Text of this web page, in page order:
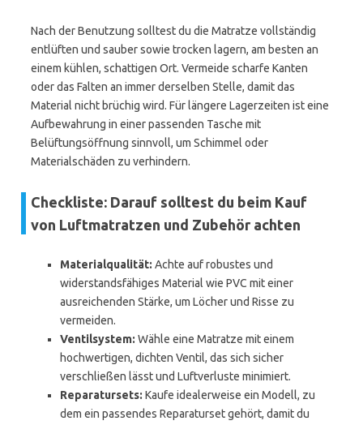
Nach der Benutzung solltest du die Matratze vollständig
entlüften und sauber sowie trocken lagern, am besten an
einem kühlen, schattigen Ort. Vermeide scharfe Kanten
oder das Falten an immer derselben Stelle, damit das
Material nicht brüchig wird. Für längere Lagerzeiten ist eine
Aufbewahrung in einer passenden Tasche mit
Belüftungsöffnung sinnvoll, um Schimmel oder
Materialschäden zu verhindern.
Checkliste: Darauf solltest du beim Kauf
von Luftmatratzen und Zubehör achten
Materialqualität: Achte auf robustes und
widerstandsfähiges Material wie PVC mit einer
ausreichenden Stärke, um Löcher und Risse zu
vermeiden.
Ventilsystem: Wähle eine Matratze mit einem
hochwertigen, dichten Ventil, das sich sicher
verschließen lässt und Luftverluste minimiert.
Reparatursets: Kaufe idealerweise ein Modell, zu
dem ein passendes Reparaturset gehört, damit du